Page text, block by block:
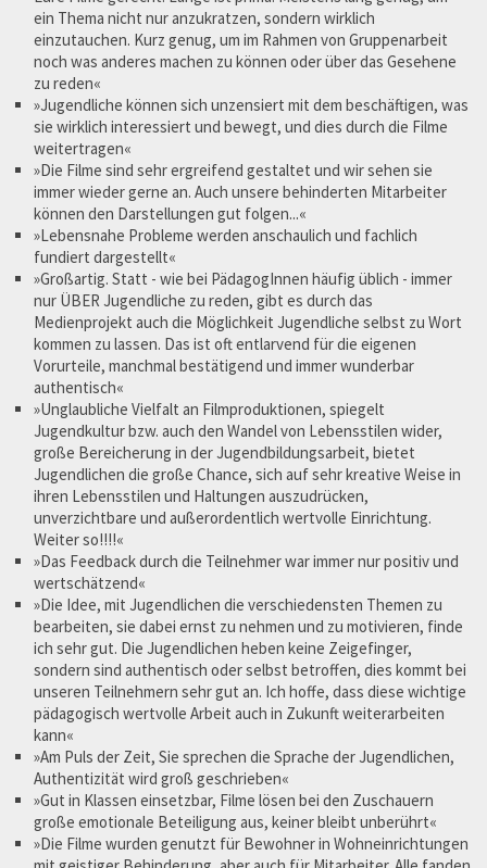
ein Thema nicht nur anzukratzen, sondern wirklich
einzutauchen. Kurz genug, um im Rahmen von Gruppenarbeit
noch was anderes machen zu können oder über das Gesehene
zu reden«
»Jugendliche können sich unzensiert mit dem beschäftigen, was
sie wirklich interessiert und bewegt, und dies durch die Filme
weitertragen«
»Die Filme sind sehr ergreifend gestaltet und wir sehen sie
immer wieder gerne an. Auch unsere behinderten Mitarbeiter
können den Darstellungen gut folgen...«
»Lebensnahe Probleme werden anschaulich und fachlich
fundiert dargestellt«
»Großartig. Statt - wie bei PädagogInnen häufig üblich - immer
nur ÜBER Jugendliche zu reden, gibt es durch das
Medienprojekt auch die Möglichkeit Jugendliche selbst zu Wort
kommen zu lassen. Das ist oft entlarvend für die eigenen
Vorurteile, manchmal bestätigend und immer wunderbar
authentisch«
»Unglaubliche Vielfalt an Filmproduktionen, spiegelt
Jugendkultur bzw. auch den Wandel von Lebensstilen wider,
große Bereicherung in der Jugendbildungsarbeit, bietet
Jugendlichen die große Chance, sich auf sehr kreative Weise in
ihren Lebensstilen und Haltungen auszudrücken,
unverzichtbare und außerordentlich wertvolle Einrichtung.
Weiter so!!!!«
»Das Feedback durch die Teilnehmer war immer nur positiv und
wertschätzend«
»Die Idee, mit Jugendlichen die verschiedensten Themen zu
bearbeiten, sie dabei ernst zu nehmen und zu motivieren, finde
ich sehr gut. Die Jugendlichen heben keine Zeigefinger,
sondern sind authentisch oder selbst betroffen, dies kommt bei
unseren Teilnehmern sehr gut an. Ich hoffe, dass diese wichtige
pädagogisch wertvolle Arbeit auch in Zukunft weiterarbeiten
kann«
»Am Puls der Zeit, Sie sprechen die Sprache der Jugendlichen,
Authentizität wird groß geschrieben«
»Gut in Klassen einsetzbar, Filme lösen bei den Zuschauern
große emotionale Beteiligung aus, keiner bleibt unberührt«
»Die Filme wurden genutzt für Bewohner in Wohneinrichtungen